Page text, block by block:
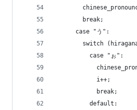
        break;
      case "う":
switch
          case "ぉ":
            i++;
            break;
          default: